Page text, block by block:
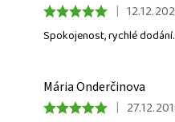
|
Spokojenost, rychlé dodání.
Mária Onderčinova
|